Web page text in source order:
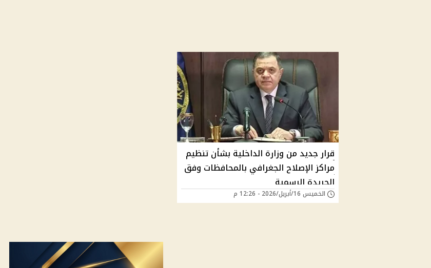
قرار جديد من وزارة الداخلية بشأن تنظيم
مراكز الإصلاح الجغرافي بالمحافظات وفق
الجريدة الرسمية
الخميس 16/أبريل/2026 - 12:26 م